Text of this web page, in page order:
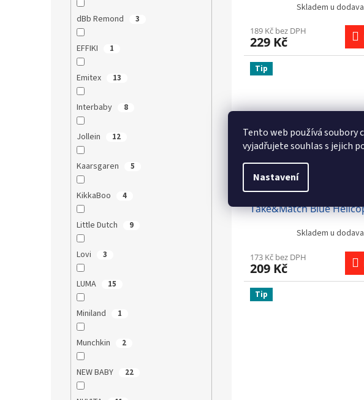
Tento web používá
vyjadřujete souhlas s jejich
Nastavení
dBb Remond 3
EFFIKI 1
Emitex 13
Interbaby 8
Jollein 12
Kaarsgaren 5
KikkaBoo 4
Little Dutch 9
Lovi 3
LUMA 15
Miniland 1
Munchkin 2
NEW BABY 22
Skladem u
189 Kč bez DPH
229 Kč
Tip
PETITE&MARS Bryndák
Take&Match Blue
Skladem u
173 Kč bez DPH
209 Kč
Tip